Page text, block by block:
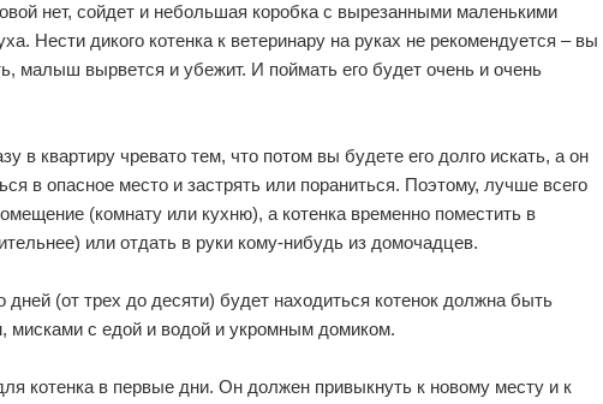
нет, сойдет и небольшая коробка с вырезанными маленькими
Нести дикого котенка к ветеринару на руках не рекомендуется – вы
малыш вырвется и убежит. И поймать его будет очень и очень
в квартиру чревато тем, что потом вы будете его долго искать, а он
в опасное место и застрять или пораниться. Поэтому, лучше всего
(комнату или кухню), а котенка временно поместить в
или отдать в руки кому-нибудь из домочадцев.
дней (от трех до десяти) будет находиться котенок должна быть
мисками с едой и водой и укромным домиком.
котенка в первые дни. Он должен привыкнуть к новому месту и к